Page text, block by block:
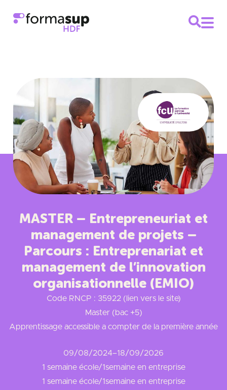
MASTER – Entrepreneuriat et
management de projets –
Parcours : Entreprenariat et
management de l’innovation
organisationnelle (EMIO)
Code RNCP : 35922 (lien vers le site)
Master (bac +5)
Apprentissage accessible a compter de la première année
09/08/2024–18/09/2026
1 semaine école/1semaine en entreprise
1 semaine école/1semaine en entreprise